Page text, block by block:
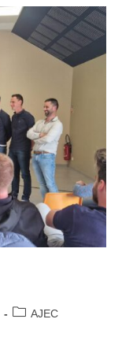
AJEC